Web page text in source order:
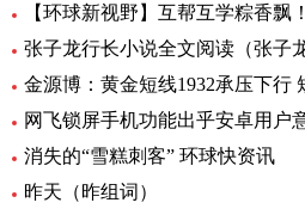
张子龙行长小说全文阅读（张子龙
金源博：黄金短线1932承压下行
网飞锁屏手机功能出乎安卓用户
消失的“雪糕刺客” 环球快资讯
昨天（昨组词）